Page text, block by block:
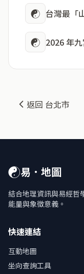
☯ 台灣最「
☯ 2026 年
返回 台北市
☯易．地圖
結合地理資訊與易經哲
能量與象徵意義。
快速連結
互動地圖
坐向查詢工具